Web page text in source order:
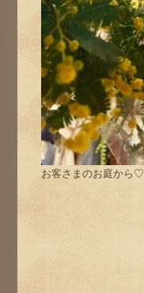
お客さまのお庭から♡